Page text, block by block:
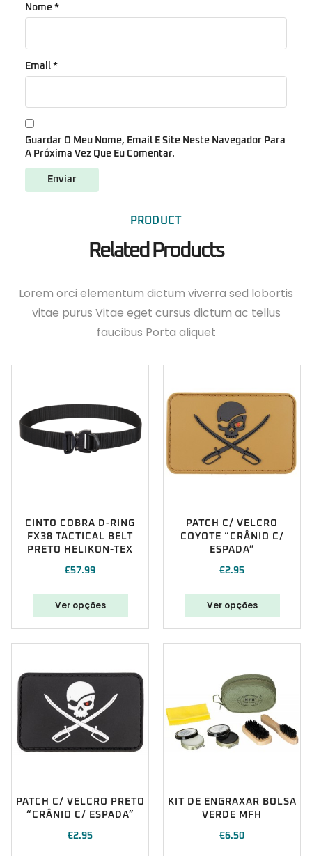
Nome *
Email *
Guardar O Meu Nome, Email E Site Neste Navegador Para
A Próxima Vez Que Eu Comentar.
PRODUCT
Related Products
Lorem orci elementum dictum viverra sed lobortis
vitae purus Vitae eget cursus dictum ac tellus
faucibus Porta aliquet
CINTO COBRA D-RING
FX38 TACTICAL BELT
PRETO HELIKON-TEX
€57.99
Ver opções
PATCH C/ VELCRO
COYOTE “CRÂNIO C/
ESPADA”
€2.95
Ver opções
PATCH C/ VELCRO PRETO
“CRÂNIO C/ ESPADA”
€2.95
KIT DE ENGRAXAR BOLSA
VERDE MFH
€6.50